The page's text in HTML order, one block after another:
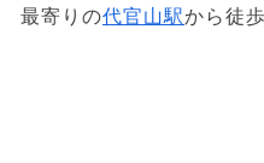
最寄りの代官山駅から徒